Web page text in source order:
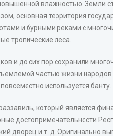
влажностью. Земли
основная территория
и бурными реками с
тропические леса.
и до сих пор сохранили
частью жизни народов
используется банту.
который является
достопримечательности
дворец и т. д. Оригинально